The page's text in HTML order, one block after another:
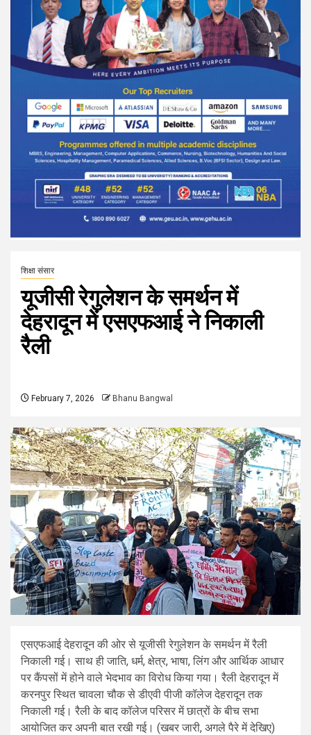
शिक्षा संसार
यूजीसी रेगुलेशन के समर्थन में
देहरादून में एसएफआई ने निकाली
रैली
February 7, 2026 Bhanu Bangwal
एसएफआई देहरादून की ओर से यूजीसी रेगुलेशन के समर्थन में रैली
निकाली गई। साथ ही जाति, धर्म, क्षेत्र, भाषा, लिंग और आर्थिक आधार
पर कैंपसों में होने वाले भेदभाव का विरोध किया गया। रैली देहरादून में
करनपुर स्थित चावला चौक से डीएवी पीजी कॉलेज देहरादून तक
निकाली गई। रैली के बाद कॉलेज परिसर में छात्रों के बीच सभा
आयोजित कर अपनी बात रखी गई। (खबर जारी, अगले पैरे में देखिए)